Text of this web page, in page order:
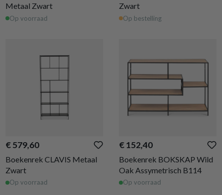
Metaal Zwart
Op voorraad
Zwart
Op bestelling
€ 579,60
Boekenrek CLAVIS Metaal
Zwart
Op voorraad
€ 152,40
Boekenrek BOKSKAP Wild
Oak Assymetrisch B114
Op voorraad